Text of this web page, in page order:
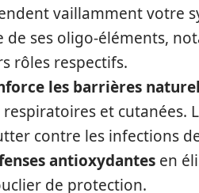
vaillamment votre
ses oligo-éléments,
rôles respectifs.
les barrières
et cutanées.
contre les infections
antioxydantes en
de protection.